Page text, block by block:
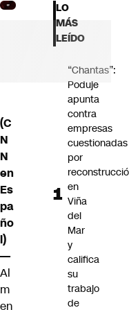
(C
N
N
en
Es
pa
ño
l)
—
Al
m
en
LO
MÁS
LEÍDO
“Chantas”:
Poduje
apunta
contra
empresas
cuestionadas
por
en
Viña
del
Mar
y
califica
su
trabajo
de